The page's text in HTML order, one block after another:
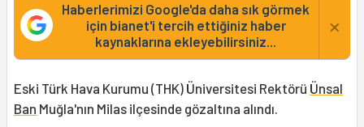
Haberlerimizi Google'da daha sık görmek
için bianet'i tercih ettiğiniz haber
kaynaklarına ekleyebilirsiniz...
×
Eski Türk Hava Kurumu (THK) Üniversitesi Rektörü Ünsal
Ban Muğla'nın Milas ilçesinde gözaltına alındı.